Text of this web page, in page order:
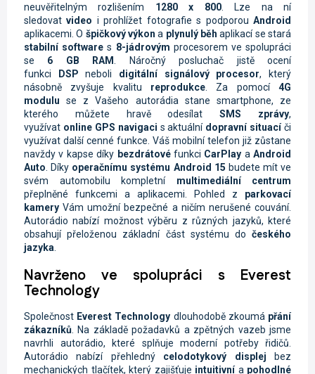
neuvěřitelným rozlišením 1280 x 800. Lze na ní
sledovatvideo i prohlížet fotografie s podporouAndroid
aplikacemi. O špičkový výkon a plynulý běhaplikací se stará
stabilní software s 8-jádrovým procesorem ve spolupráci
se 6 GB RAM
. Náročný posluchač jistě ocení
funkci
DSP neboli digitální signálový procesor, který
násobně zvyšuje kvalitu reprodukce . Za pomocí 4G
modulu se z Vašeho autorádia stane smartphone, ze
kterého můžete hravě odesílatSMS zprávy,
využívat online GPS navigaci s aktuální dopravní situacíči
využívat další cenné funkce. Váš mobilní telefon již zůstane
navždy v kapse díky bezdrátovéfunkci CarPlay a Android
Auto . Díky operačnímu systému Android 15 budete mít ve
svém automobilu kompletní multimediální centrum
přeplněné funkcemi a aplikacemi. Pohled z parkovací
kamery Vám umožní bezpečné a ničím nerušené couvání.
Autorádio nabízí možnost výběru z různých jazyků, které
obsahují přeloženou základní část systému do českého
jazyka
Navrženo ve spolupráci s Everest
Technology
Společnost Everest Technology dlouhodobě zkoumá přání
zákazníků. Na základě požadavků a zpětných vazeb jsme
navrhli autorádio, které splňuje moderní potřeby řidičů.
Autorádio nabízí přehledný celodotykový displej bez
mechanických tlačítek, který zajišťuje intuitivnía pohodlné